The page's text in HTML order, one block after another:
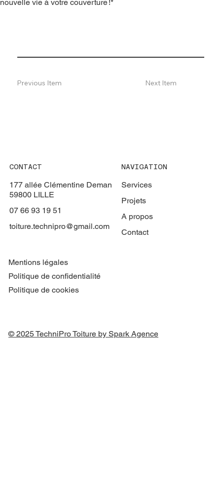
nouvelle vie à votre couverture !*
Previous Item Next Item
CONTACT
177 allée Clémentine Deman
59800 LILLE
07 66 93 19 51
toiture.technipro@gmail.com
NAVIGATION
Services
Projets
A propos
Contact
Mentions légales
Politique de confidentialité
Politique de cookies
© 2025 TechniPro Toiture by Spark Agence